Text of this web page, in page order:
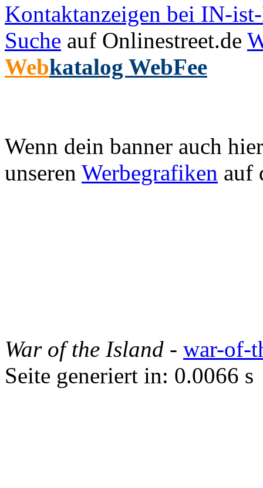
Kontaktanzeigen bei IN-
Suche auf Onlinestreet.de
Webkatalog WebFee
Wenn dein banner auch
unseren Werbegrafiken auf
War of the Island - war-of-
Seite generiert in: 0.0066 s